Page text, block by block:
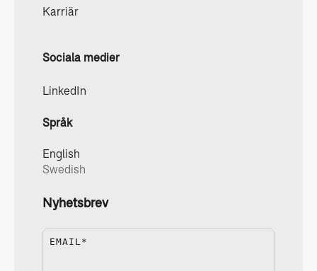
Karriär
Sociala medier
LinkedIn
Språk
English
Swedish
Nyhetsbrev
EMAIL *